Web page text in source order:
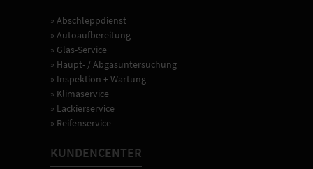
» Abschleppdienst
» Autoaufbereitung
» Glas-Service
» Haupt- / Abgasuntersuchung
» Inspektion + Wartung
» Klimaservice
» Lackierservice
» Reifenservice
KUNDENCENTER